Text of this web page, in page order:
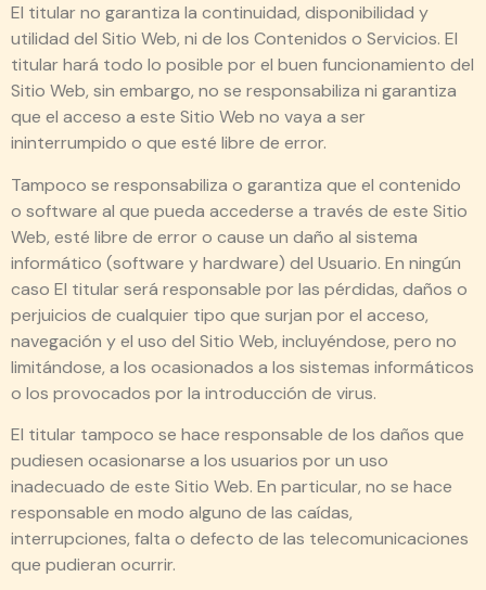
El titular no garantiza la continuidad, disponibilidad y
utilidad del Sitio Web, ni de los Contenidos o Servicios. El
titular hará todo lo posible por el buen funcionamiento del
Sitio Web, sin embargo, no se responsabiliza ni garantiza
que el acceso a este Sitio Web no vaya a ser
ininterrumpido o que esté libre de error.
Tampoco se responsabiliza o garantiza que el contenido
o software al que pueda accederse a través de este Sitio
Web, esté libre de error o cause un daño al sistema
informático (software y hardware) del Usuario. En ningún
caso El titular será responsable por las pérdidas, daños o
perjuicios de cualquier tipo que surjan por el acceso,
navegación y el uso del Sitio Web, incluyéndose, pero no
limitándose, a los ocasionados a los sistemas informáticos
o los provocados por la introducción de virus.
El titular tampoco se hace responsable de los daños que
pudiesen ocasionarse a los usuarios por un uso
inadecuado de este Sitio Web. En particular, no se hace
responsable en modo alguno de las caídas,
interrupciones, falta o defecto de las telecomunicaciones
que pudieran ocurrir.